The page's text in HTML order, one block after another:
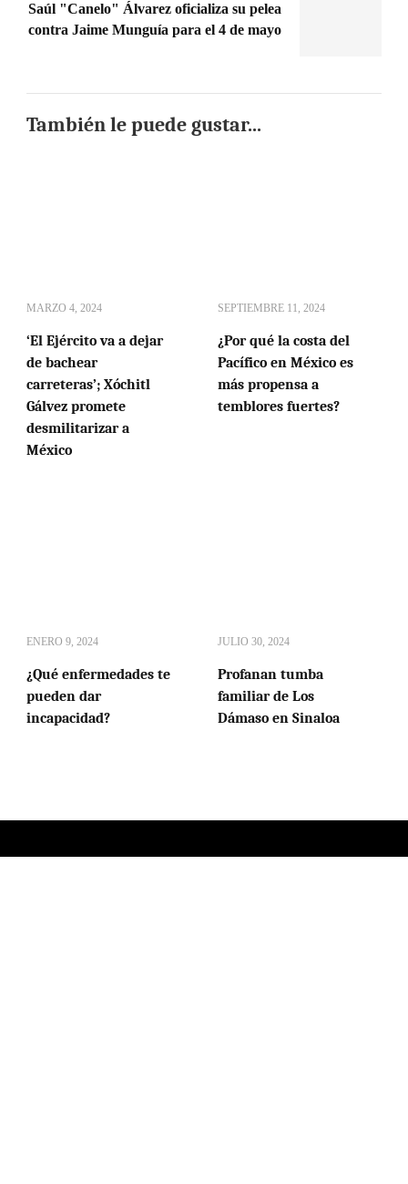
Saúl "Canelo" Álvarez oficializa su pelea
contra Jaime Munguía para el 4 de mayo
También le puede gustar...
MARZO 4, 2024
‘El Ejército va a dejar
de bachear
carreteras’; Xóchitl
Gálvez promete
desmilitarizar a
México
SEPTIEMBRE 11, 2024
¿Por qué la costa del
Pacífico en México es
más propensa a
temblores fuertes?
ENERO 9, 2024
¿Qué enfermedades te
pueden dar
incapacidad?
JULIO 30, 2024
Profanan tumba
familiar de Los
Dámaso en Sinaloa